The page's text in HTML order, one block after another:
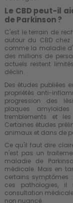
Le CBD peut-il
de Parkinson ?
C'est le terrain de
autour du CBD chez
comme la maladie
des millions de
actuels restent
déclin.
Des études publiées
propriétés anti-
progression des
plaques
tremblements et
Certaines études
animaux et dans de
Ce qu'il faut dire
n'est pas un
maladie de
médicale. Mais en
certains symptômes
ces pathologies, il
consultation
non nuancé.